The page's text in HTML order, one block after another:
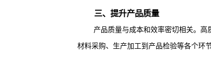
三、提升产品质量
产品质量与成本和效率密切相关。
材料采购、生产加工到产品检验等各个环